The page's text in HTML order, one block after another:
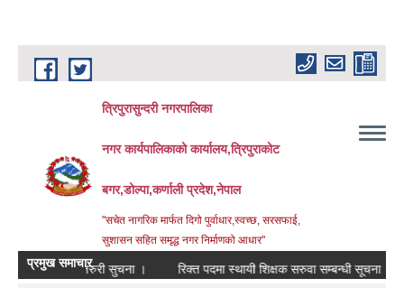
Skip to main content
त्रिपुरासुन्दरी नगरपालिका
नगर कार्यपालिकाको कार्यालय,त्रिपुराकोट
बगर,डोल्पा,कर्णाली प्रदेश,नेपाल
"सचेत नागरिक मार्फत दिगो पुर्वाधार,स्वच्छ, सरसफाई,
सुशासन सहित समृद्ध नगर निर्माणको आधार"
प्रमुख समाचार
अत्यन्त जरुरी सुचना । रिक्त पदमा स्थायी शिक्षक सरुवा सम्बन्धी सूचना ।